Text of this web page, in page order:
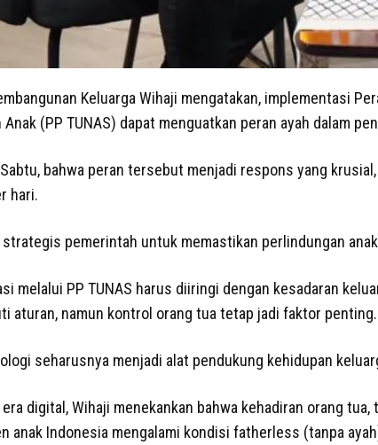
Keluarga Wihaji mengatakan, implementasi
(PP TUNAS) dapat menguatkan peran ayah dalam
bahwa peran tersebut menjadi respons yang
hari.
pemerintah untuk memastikan perlindungan
melalui PP TUNAS harus diiringi dengan kesadaran
aturan, namun kontrol orang tua tetap jadi faktor penting.
seharusnya menjadi alat pendukung kehidupan
digital, Wihaji menekankan bahwa kehadiran orang
anak Indonesia mengalami kondisi fatherless (tanpa